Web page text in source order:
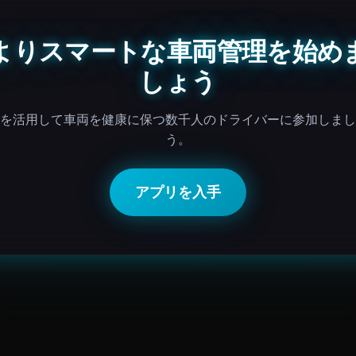
りスマートな車両管理を始め
しょう
活用して車両を健康に保つ数千人のドライバーに参加しま
う。
アプリを入手